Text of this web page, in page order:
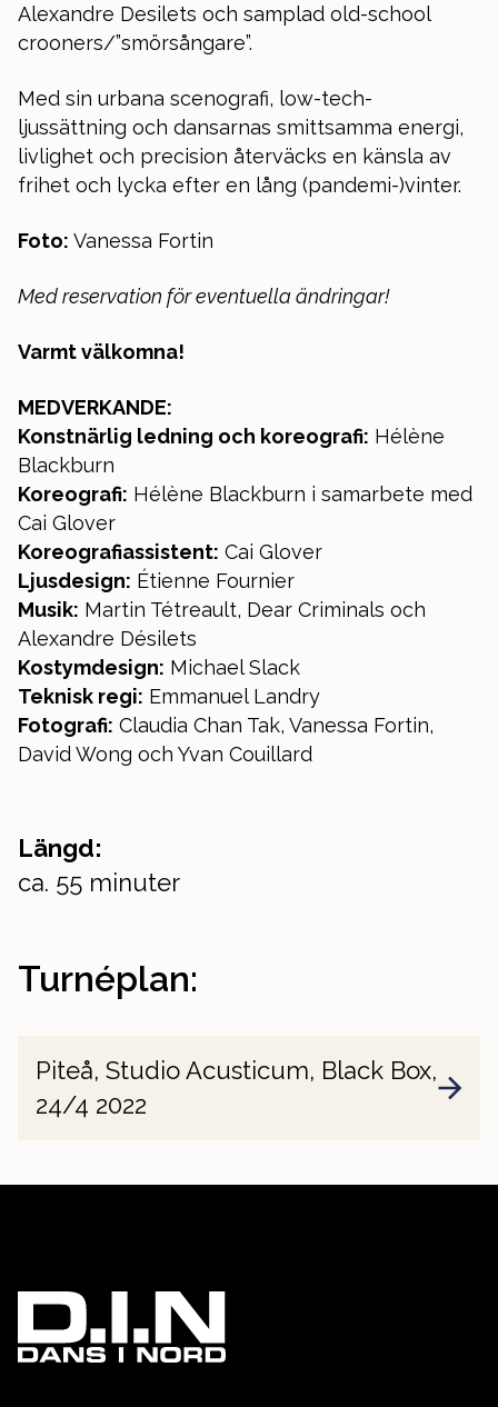
Alexandre Desilets och samplad old-school
crooners/”smörsångare”.
Med sin urbana scenografi, low-tech-
ljussättning och dansarnas smittsamma energi,
livlighet och precision återväcks en känsla av
frihet och lycka efter en lång (pandemi-)vinter.
Foto: Vanessa Fortin
Med reservation för eventuella ändringar!
Varmt välkomna!
MEDVERKANDE:
Konstnärlig ledning och koreografi: Hélène
Blackburn
Koreografi: Hélène Blackburn i samarbete med
Cai Glover
Koreografiassistent: Cai Glover
Ljusdesign: Étienne Fournier
Musik: Martin Tétreault, Dear Criminals och
Alexandre Désilets
Kostymdesign: Michael Slack
Teknisk regi: Emmanuel Landry
Fotografi: Claudia Chan Tak, Vanessa Fortin,
David Wong och Yvan Couillard
Längd:
ca. 55 minuter
Turnéplan:
Piteå, Studio Acusticum, Black Box,
24/4 2022